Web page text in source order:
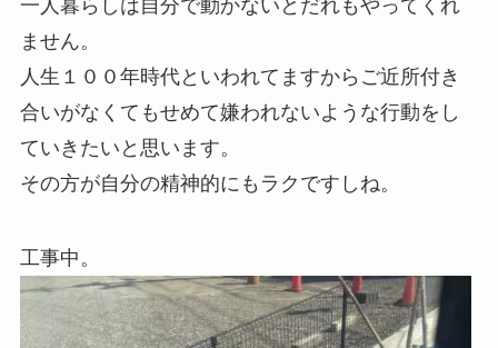
一人暮らしは自分で動かないとだれもやってくれ
ません。
人生１００年時代といわれてますからご近所付き
合いがなくてもせめて嫌われないような行動をし
ていきたいと思います。
その方が自分の精神的にもラクですしね。
工事中。